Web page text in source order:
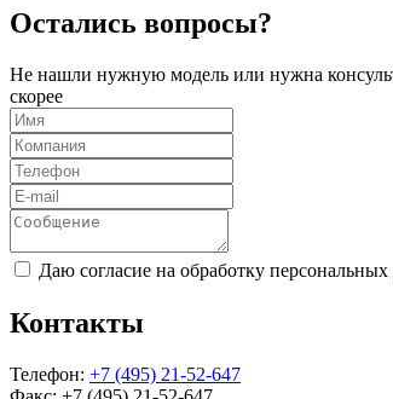
Остались вопросы?
Не нашли нужную модель или нужна
скорее
Даю согласие на обработку
Контакты
Телефон: +7 (495) 21-52-647